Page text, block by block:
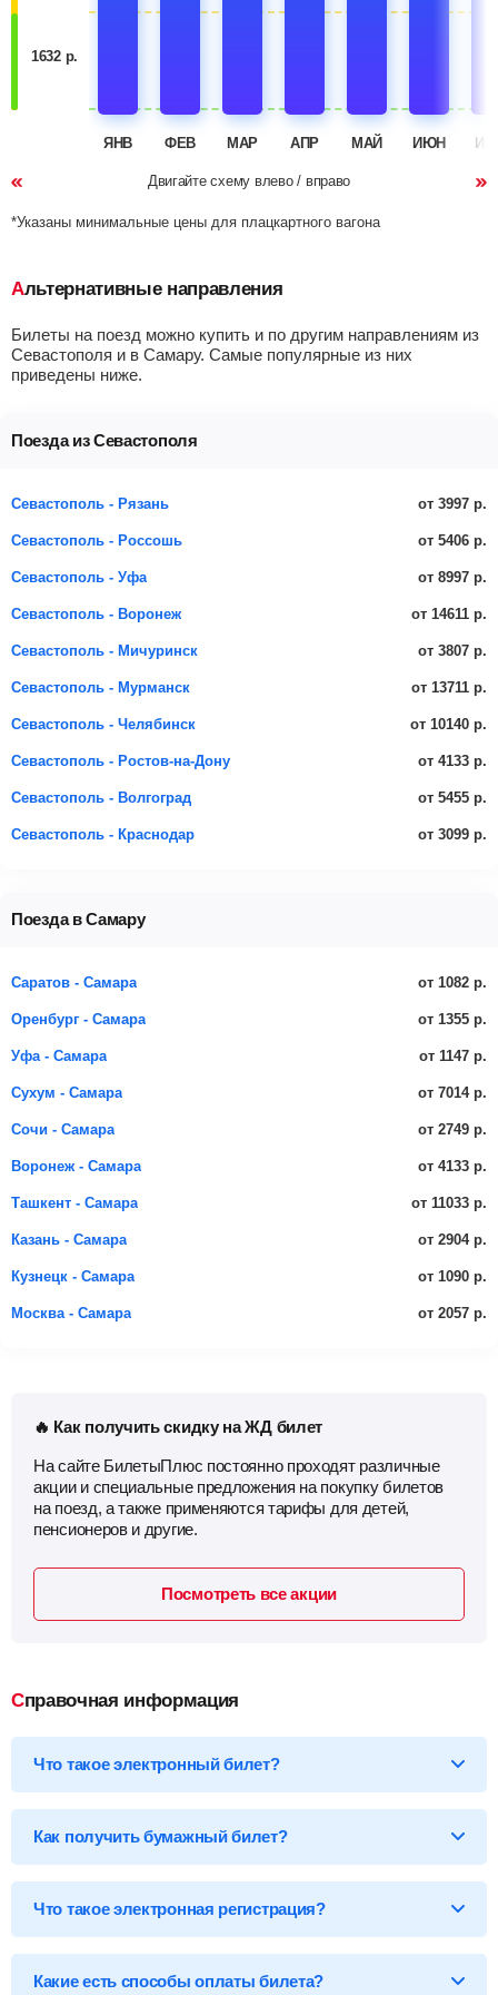
1632 р.
ЯНВ ФЕВ МАР АПР МАЙ ИЮН
Двигайте схему влево / вправо
*Указаны минимальные цены для плацкартного вагона
Альтернативные направления
Билеты на поезд можно купить и по другим направлениям из
Севастополя и в Самару. Самые популярные из них
приведены ниже.
Поезда из Севастополя
Севастополь - Рязань от 3997 р.
Севастополь - Россошь от 5406 р.
Севастополь - Уфа от 8997 р.
Севастополь - Воронеж от 14611 р.
Севастополь - Мичуринск от 3807 р.
Севастополь - Мурманск от 13711 р.
Севастополь - Челябинск от 10140 р.
Севастополь - Ростов-на-Дону от 4133 р.
Севастополь - Волгоград от 5455 р.
Севастополь - Краснодар от 3099 р.
Поезда в Самару
Саратов - Самара от 1082 р.
Оренбург - Самара от 1355 р.
Уфа - Самара от 1147 р.
Сухум - Самара от 7014 р.
Сочи - Самара от 2749 р.
Воронеж - Самара от 4133 р.
Ташкент - Самара от 11033 р.
Казань - Самара от 2904 р.
Кузнецк - Самара от 1090 р.
Москва - Самара от 2057 р.
🔥 Как получить скидку на ЖД билет
На сайте БилетыПлюс постоянно проходят различные
акции и специальные предложения на покупку билетов
на поезд, а также применяются тарифы для детей,
пенсионеров и другие.
Посмотреть все акции
Справочная информация
Что такое электронный билет?
котором указаны детали вашей поездки, а также данные о
пассажире.
Как получить бумажный билет?
В кассе ж/д вокзала — сообщите кассиру 14-ти
В терминале саморегистрации— введите 14-ти
Что такое электронная регистрация?
Какие есть способы оплаты билета?